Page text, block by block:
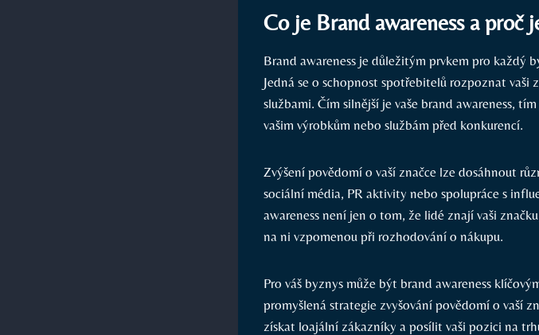
Co je Brand awareness a proč
Brand awareness je důležitým prvkem pro každý
Jedná se o schopnost spotřebitelů rozpoznat
službami. Čím silnější je vaše brand awareness,
vašim výrobkům nebo službám před konkurencí.
Zvýšení povědomí o vaší značce lze dosáhnout
sociální média, PR aktivity nebo spolupráce s
awareness není jen o tom, že lidé znají vaši
na ni vzpomenou při rozhodování o nákupu.
Pro váš byznys může být brand awareness
promyšlená strategie zvyšování povědomí o vaší
získat loajální zákazníky a posílit vaši pozici na